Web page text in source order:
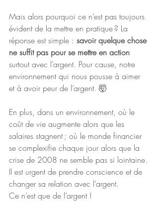
Mais alors pourquoi ce n’est pas toujours
évident de la mettre en pratique ? La
réponse est simple : savoir quelque chose
ne suffit pas pour se mettre en action
surtout avec l’argent. Pour cause, notre
environnement qui nous pousse à aimer
et à avoir peur de l’argent. 🤯
En plus, dans un environnement, où le
coût de vie augmente alors que les
salaires stagnent ; où le monde financier
se complexifie chaque jour alors que la
crise de 2008 ne semble pas si lointaine.
Il est urgent de prendre conscience et de
changer sa relation avec l’argent.
Ce n’est que de l’argent !